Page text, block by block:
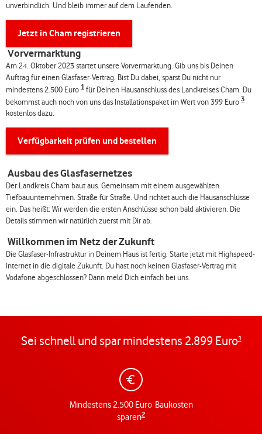
unverbindlich. Und bleib immer auf dem Laufenden.
Jetzt in Cham registrieren
Vorvermarktung
Am 24. Oktober 2023 startet unsere Vorvermarktung. Gib uns bis Deinen
Auftrag für einen Glasfaser-Vertrag. Bist Du dabei, sparst Du nicht nur
mindestens 2.500 Euro 1 für Deinen Hausanschluss des Landkreises Cham. Du
bekommst auch noch von uns das Installationspaket im Wert von 399 Euro 3
kostenlos dazu.
Verfügbarkeit prüfen und bestellen
Ausbau des Glasfasernetzes
Der Landkreis Cham baut aus. Gemeinsam mit einem ausgewählten
Tiefbauunternehmen. Straße für Straße. Und richtet auch die Hausanschlüsse
ein. Das heißt: Wir werden die ersten Anschlüsse schon bald aktivieren. Die
Details stimmen wir natürlich zuerst mit Dir ab.
Willkommen im Netz der Zukunft
Die Glasfaser-Infrastruktur in Deinem Haus ist fertig. Starte jetzt mit Highspeed-
Internet in die digitale Zukunft. Du hast noch keinen Glasfaser-Vertrag mit
Vodafone abgeschlossen? Dann meld Dich einfach bei uns.
Sei schnell und spar mindestens 2.899 Euro1
Mindestens 2.500 Euro Baukosten
sparen2